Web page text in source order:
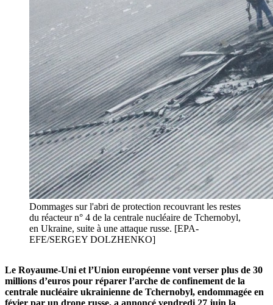
Dommages sur l'abri de protection recouvrant les restes
du réacteur n° 4 de la centrale nucléaire de Tchernobyl,
en Ukraine, suite à une attaque russe. [EPA-
EFE/SERGEY DOLZHENKO]
Le Royaume-Uni et l’Union européenne vont verser plus de 30
millions d’euros pour réparer l’arche de confinement de la
centrale nucléaire ukrainienne de Tchernobyl, endommagée en